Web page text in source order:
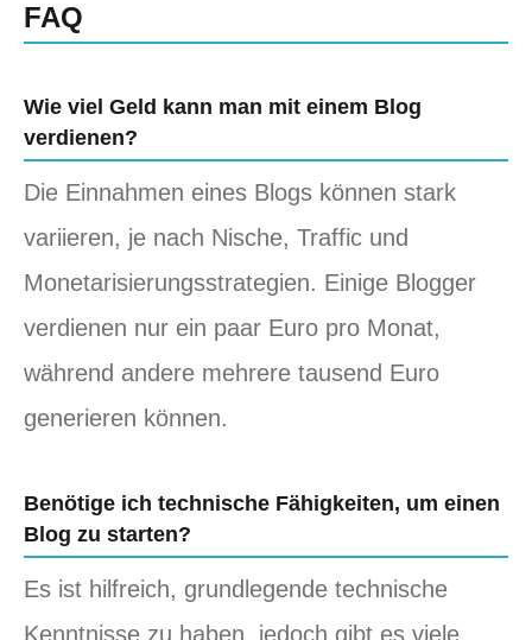
FAQ
Wie viel Geld kann man mit einem Blog
verdienen?
Die Einnahmen eines Blogs können stark
variieren, je nach Nische, Traffic und
Monetarisierungsstrategien. Einige Blogger
verdienen nur ein paar Euro pro Monat,
während andere mehrere tausend Euro
generieren können.
Benötige ich technische Fähigkeiten, um einen
Blog zu starten?
Es ist hilfreich, grundlegende technische
Kenntnisse zu haben, jedoch gibt es viele